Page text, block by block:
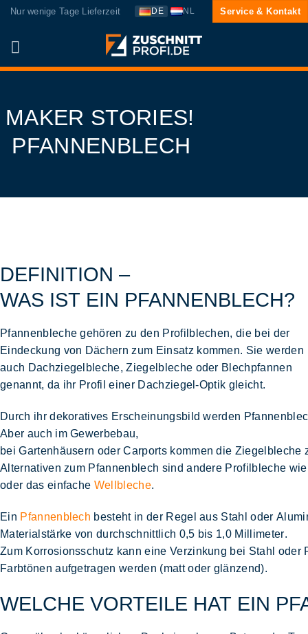
Zum
springen
Nur wenige Tage Lieferzeit DE NL Service & Kontakt
MAKER STORIES!
PFANNENBLECH
DEFINITION –
WAS IST EIN PFANNENBLECH?
Pfannenbleche gehören zu den Profilblechen, die bei der
Eindeckung von Dächern zum Einsatz kommen. Sie werden
auch Dachziegelbleche, Ziegelbleche oder Blechpfannen
genannt, da ihr Profil einer Dachziegel-Optik gleicht.
Durch ihr dekoratives Erscheinungsbild werden
Aber auch imGewerbebau,
bei Gartenhäusern oder Carports kommen die Ziegelbleche
Alternativen zum Pfannenblech sind andere Profilbleche
oder das einfache Wellbleche.
Ein Pfannenblech besteht in der Regel aus Stahl oder
Materialstärke von durchschnittlich 0,5 bis 1,0 Millimeter.
Zum Korrosionsschutz kann eine Verzinkung bei Stahl
Farbtönen aufgetragen werden (matt oder glänzend).
WELCHE VORTEILE HAT EIN